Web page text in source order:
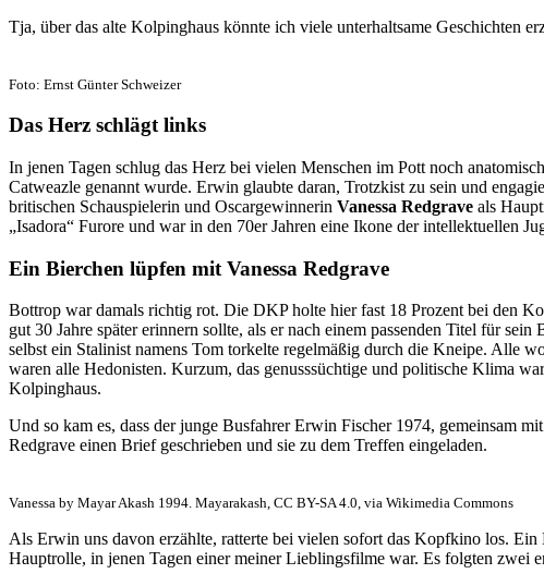
Tja, über das alte Kolpinghaus könnte ich viele unterhaltsame Geschichten
Foto: Ernst Günter Schweizer
Das Herz schlägt links
In jenen Tagen schlug das Herz bei vielen Menschen im Pott noch
Catweazle genannt wurde. Erwin glaubte daran, Trotzkist zu sein und
britischen Schauspielerin und Oscargewinnerin Vanessa Redgrave als
„Isadora“ Furore und war in den 70er Jahren eine Ikone der intellektuellen
Ein Bierchen lüpfen mit Vanessa Redgrave
Bottrop war damals richtig rot. Die DKP holte hier fast 18 Prozent bei den
gut 30 Jahre später erinnern sollte, als er nach einem passenden Titel für
selbst ein Stalinist namens Tom torkelte regelmäßig durch die Kneipe. Alle
waren alle Hedonisten. Kurzum, das genusssüchtige und politische Klima
Kolpinghaus.
Und so kam es, dass der junge Busfahrer Erwin Fischer 1974, gemeinsam
Redgrave einen Brief geschrieben und sie zu dem Treffen eingeladen.
Vanessa by Mayar Akash 1994. Mayarakash, CC BY-SA 4.0, via Wikimedia Commons
Als Erwin uns davon erzählte, ratterte bei vielen sofort das Kopfkino los.
Hauptrolle, in jenen Tagen einer meiner Lieblingsfilme war. Es folgten